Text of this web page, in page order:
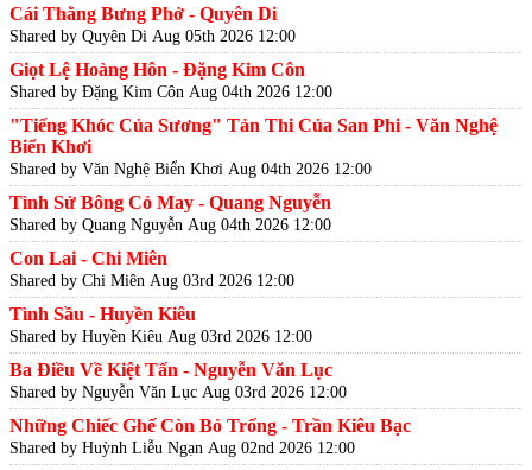
Cái Thằng Bưng Phở - Quyên Di
Shared by Quyên Di Aug 05th 2026 12:00
Giọt Lệ Hoàng Hôn - Đặng Kim Côn
Shared by Đặng Kim Côn Aug 04th 2026 12:00
"Tiếng Khóc Của Sương" Tản Thi Của San Phi - Văn Nghệ
Biển Khơi
Shared by Văn Nghệ Biển Khơi Aug 04th 2026 12:00
Tình Sử Bông Cỏ May - Quang Nguyễn
Shared by Quang Nguyễn Aug 04th 2026 12:00
Con Lai - Chi Miên
Shared by Chi Miên Aug 03rd 2026 12:00
Tình Sầu - Huyền Kiêu
Shared by Huyền Kiêu Aug 03rd 2026 12:00
Ba Điều Về Kiệt Tấn - Nguyễn Văn Lục
Shared by Nguyễn Văn Lục Aug 03rd 2026 12:00
Những Chiếc Ghế Còn Bỏ Trống - Trần Kiêu Bạc
Shared by Huỳnh Liễu Ngạn Aug 02nd 2026 12:00